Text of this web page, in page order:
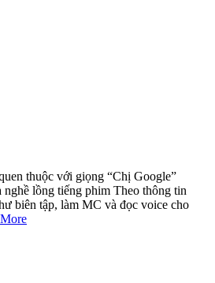
thuộc với giọng “Chị Google”
lồng tiếng phim Theo thông tin
biên tập, làm MC và đọc voice cho